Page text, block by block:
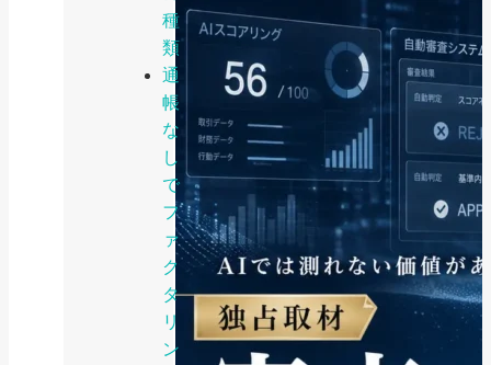
種
類
通
帳
な
し
で
フ
ァ
ク
タ
リ
ン